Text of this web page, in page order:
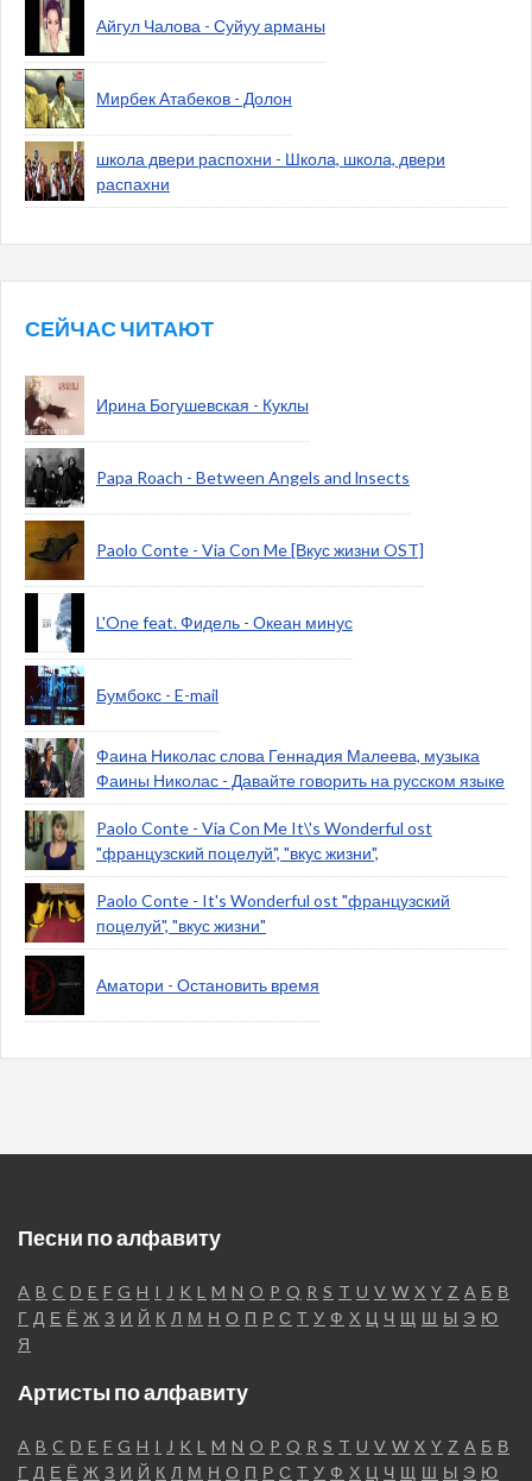
Айгул Чалова - Суйуу арманы
Мирбек Атабеков - Долон
школа двери распохни - Школа, школа, двери
распахни
СЕЙЧАС ЧИТАЮТ
Ирина Богушевская - Куклы
Papa Roach - Between Angels and lnsects
Paolo Conte - Via Con Me [Вкус жизни OST]
L'One feat. Фидель - Океан минус
Бумбокс - E-mail
Фаина Николас слова Геннадия Малеева, музыка
Фаины Николас - Давайте говорить на русском языке
Paolo Conte - Via Con Me It\'s Wonderful ost
"французский поцелуй", "вкус жизни",
Paolo Conte - It's Wonderful ost "французский
поцелуй", "вкус жизни"
Аматори - Остановить время
Песни по алфавиту
A B C D E F G H I J K L M N O P Q R S T U V W X Y Z А Б В
Г Д Е Ё Ж З И Й К Л М Н О П Р С Т У Ф Х Ц Ч Щ Ш Ы Э Ю
Я
Артисты по алфавиту
A B C D E F G H I J K L M N O P Q R S T U V W X Y Z А Б В
Г Д Е Ё Ж З И Й К Л М Н О П Р С Т У Ф Х Ц Ч Щ Ш Ы Э Ю